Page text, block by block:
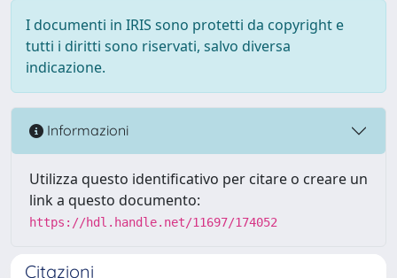
I documenti in IRIS sono protetti da copyright e
tutti i diritti sono riservati, salvo diversa
indicazione.
Informazioni
Utilizza questo identificativo per citare o creare un
link a questo documento:
https://hdl.handle.net/11697/174052
Citazioni